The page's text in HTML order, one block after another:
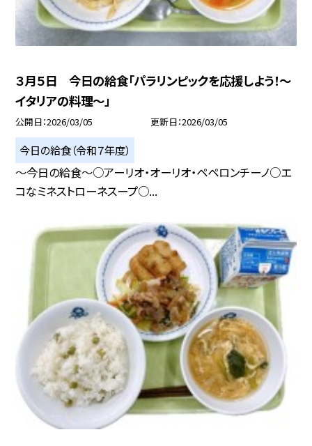
３月５日 今日の給食「パラリンピックを応援しよう！～
イタリアの料理～」
公開日 2026/03/05 更新日 2026/03/05
今日の給食（令和７年度）
～今日の給食～○アーリオ・オーリオ・ペペロンチーノ○エ
コなミネストローネスープ○...